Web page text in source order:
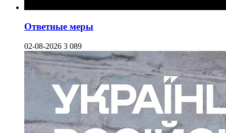
Ответные меры
02-08-2026 3 089